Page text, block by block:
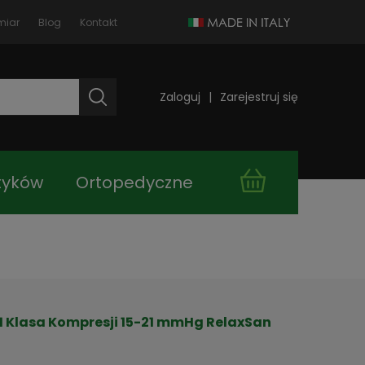
Blog Kontakt
Zaloguj Zarejestruj się
Ortopedyczne
Kompresji 15-21 mmHg RelaxSan